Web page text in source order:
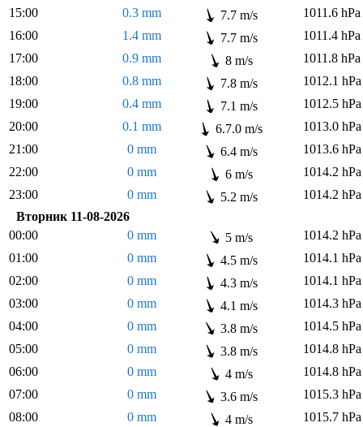
15:00
0.3 mm 7.7 m/s
1011.6 hPa
16:00
1.4 mm 7.7 m/s
1011.4 hPa
17:00
0.9 mm 8 m/s
1011.8 hPa
18:00
0.8 mm 7.8 m/s
1012.1 hPa
19:00
0.4 mm 7.1 m/s
1012.5 hPa
20:00
0.1 mm 6.7.0 m/s
1013.0 hPa
21:00
0 mm 6.4 m/s
1013.6 hPa
22:00
0 mm 6 m/s
1014.2 hPa
23:00
0 mm 5.2 m/s
1014.2 hPa
Вторник 11-08-2026
00:00
0 mm 5 m/s
1014.2 hPa
01:00
0 mm 4.5 m/s
1014.1 hPa
02:00
0 mm 4.3 m/s
1014.1 hPa
03:00
0 mm 4.1 m/s
1014.3 hPa
04:00
0 mm 3.8 m/s
1014.5 hPa
05:00
0 mm 3.8 m/s
1014.8 hPa
06:00
0 mm 4 m/s
1014.8 hPa
07:00
0 mm 3.6 m/s
1015.3 hPa
08:00
0 mm 4 m/s
1015.7 hPa